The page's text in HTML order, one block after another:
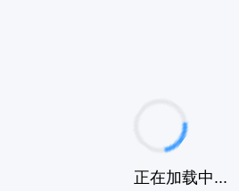
正在加载中...